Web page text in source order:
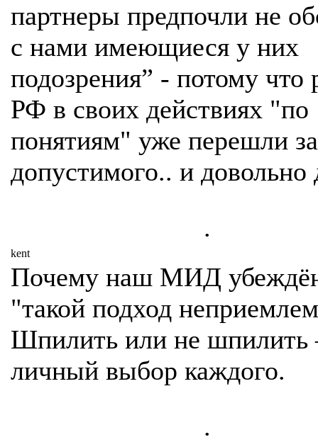
партнеры предпочли не
с нами имеющиеся у них
подозрения” - потому что
РФ в своих действиях "по
понятиям" уже перешли
допустимого.. и довольно
.
kent
Почему наш МИД
"такой подход
Шпилить или не
личный выбор каждого.
.